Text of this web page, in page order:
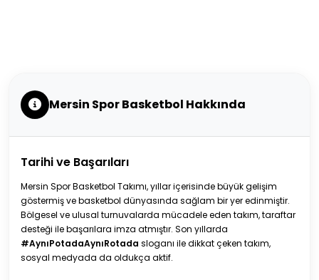
Mersin Spor Basketbol Hakkında
Tarihi ve Başarıları
Mersin Spor Basketbol Takımı, yıllar içerisinde büyük gelişim
göstermiş ve basketbol dünyasında sağlam bir yer edinmiştir.
Bölgesel ve ulusal turnuvalarda mücadele eden takım, taraftar
desteği ile başarılara imza atmıştır. Son yıllarda
#AynıPotadaAynıRotada sloganı ile dikkat çeken takım,
sosyal medyada da oldukça aktif.